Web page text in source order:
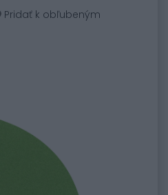
Pridať k obľubeným